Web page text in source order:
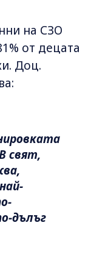
на СЗО
от децата
Доц.
свят,
дълъг